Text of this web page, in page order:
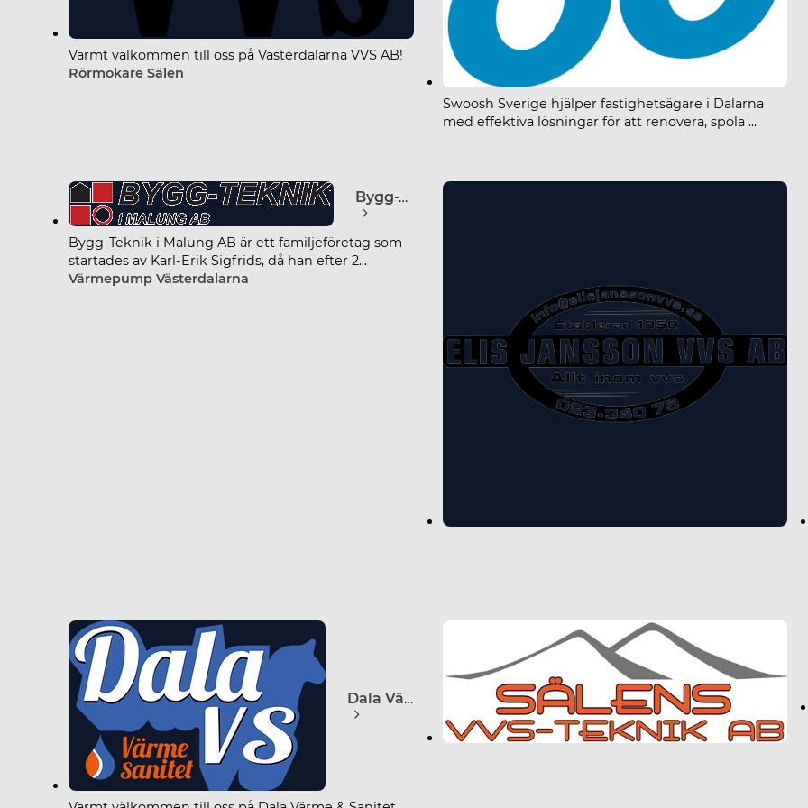
Varmt välkommen till oss på Västerdalarna VVS AB!
Rörmokare Sälen
Swoosh Sverige hjälper fastighetsägare i Dalarna
med effektiva lösningar för att renovera, spola ...
Bygg-Teknik i Malung AB
Bygg-Teknik i Malung AB är ett familjeföretag som
startades av Karl-Erik Sigfrids, då han efter 2...
Värmepump Västerdalarna
Dala Värme & Sanitet Malung-Sälen AB